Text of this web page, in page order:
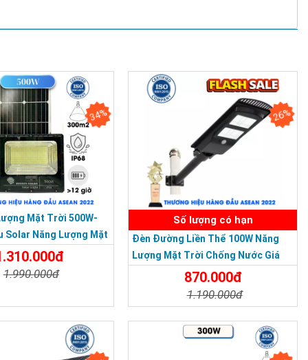
34%
Mặt Trời 500W-
Solar Năng Lượng Mặt
67 Loại Lớn
1.990.000đ
26%
Số lượng có hạn
Đèn Đường Liền Thể 100W Năng
Lượng Mặt Trời Chống Nước Giá
870.000đ
1.190.000đ